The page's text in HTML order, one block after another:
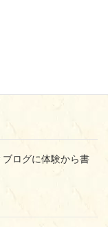
ログに体験から書